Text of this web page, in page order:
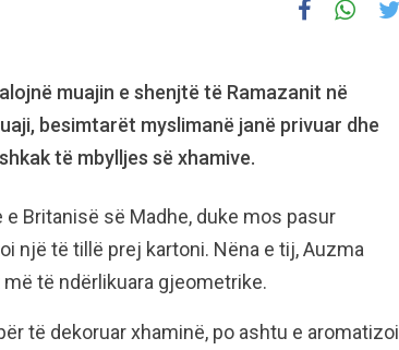
muajin e shenjtë të Ramazanit në
besimtarët myslimanë janë privuar dhe
të mbylljes së xhamive.
e Britanisë së Madhe, duke mos pasur
një të tillë prej kartoni. Nëna e tij, Auzma
të ndërlikuara gjeometrike.
të dekoruar xhaminë, po ashtu e aromatizoi